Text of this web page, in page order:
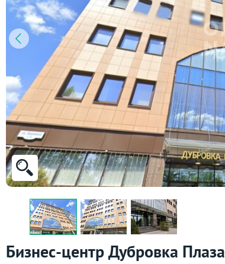
Бизнес-центр Дубровка Плаза